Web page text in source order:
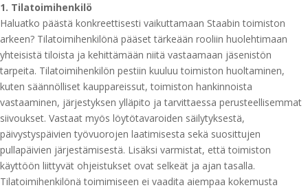
1. Tilatoimihenkilö
Haluatko päästä konkreettisesti vaikuttamaan Staabin toimiston
arkeen? Tilatoimihenkilönä pääset tärkeään rooliin huolehtimaan
yhteisistä tiloista ja kehittämään niitä vastaamaan jäsenistön
tarpeita. Tilatoimihenkilön pestiin kuuluu toimiston huoltaminen,
kuten säännölliset kauppareissut, toimiston hankinnoista
vastaaminen, järjestyksen ylläpito ja tarvittaessa perusteellisemmat
siivoukset. Vastaat myös löytötavaroiden säilytyksestä,
päivystyspäivien työvuorojen laatimisesta sekä suosittujen
pullapäivien järjestämisestä. Lisäksi varmistat, että toimiston
käyttöön liittyvät ohjeistukset ovat selkeät ja ajan tasalla.
Tilatoimihenkilönä toimimiseen ei vaadita aiempaa kokemusta